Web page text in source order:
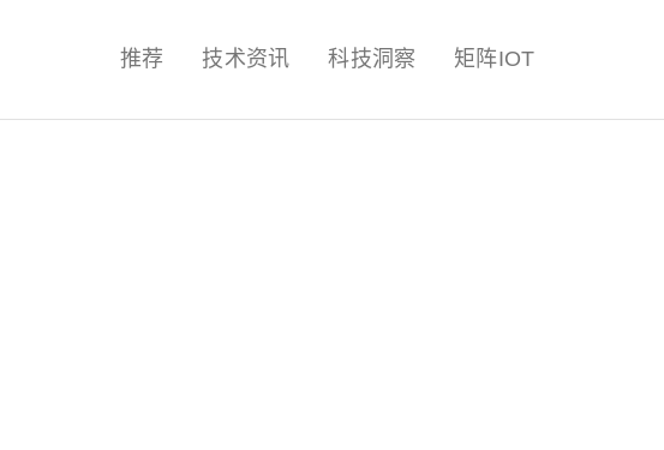
,动态,洞察,量子,计算,AI,人工智能,机
推荐 技术资讯 科技洞察 矩阵IOT